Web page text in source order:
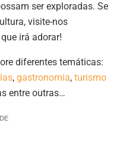
ser exploradas. Se
visite-nos
irá adorar!
diferentes temáticas:
, gastronomia, turismo
entre outras…